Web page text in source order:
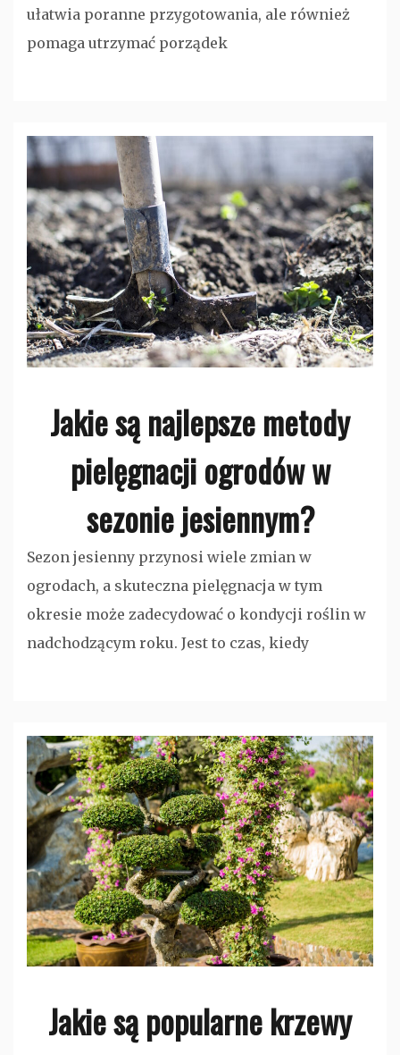
ułatwia poranne przygotowania, ale również
pomaga utrzymać porządek
Jakie są najlepsze metody
pielęgnacji ogrodów w
sezonie jesiennym?
Sezon jesienny przynosi wiele zmian w
ogrodach, a skuteczna pielęgnacja w tym
okresie może zadecydować o kondycji roślin w
nadchodzącym roku. Jest to czas, kiedy
Jakie są popularne krzewy